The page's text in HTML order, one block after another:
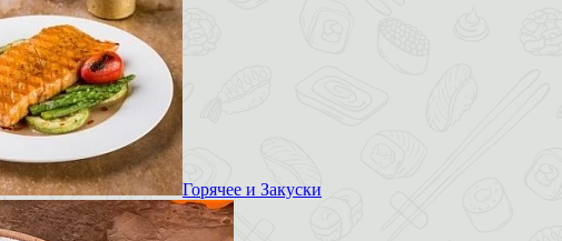
Горячее и Закуски